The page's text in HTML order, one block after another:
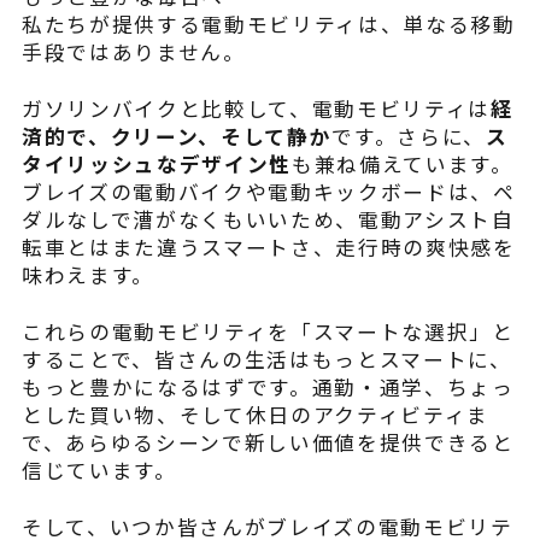
私たちが提供する電動モビリティは、単なる移動
手段ではありません。
ガソリンバイクと比較して、電動モビリティは経
済的で、クリーン、そして静かです。さらに、 ス
タイリッシュなデザイン性も兼ね備えています。
ブレイズの電動バイクや電動キックボードは、ペ
ダルなしで漕がなくもいいため、電動アシスト自
転車とはまた違うスマートさ、走行時の爽快感を
味わえます。
これらの電動モビリティを「スマートな選択」と
することで、皆さんの生活はもっとスマートに、
もっと豊かになるはずです。通勤・通学、ちょっ
とした買い物、そして休日のアクティビティま
で、あらゆるシーンで新しい価値を提供できると
信じています。
そして、いつか皆さんがブレイズの電動モビリテ